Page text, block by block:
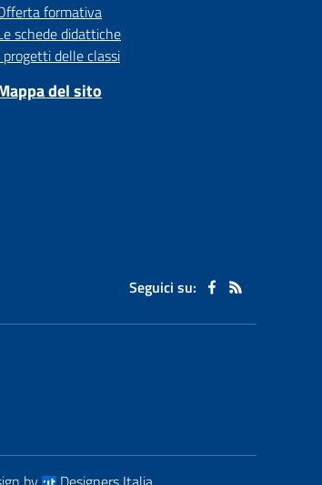
formativa
schede didattiche
progetti delle classi
del sito
Seguici su: